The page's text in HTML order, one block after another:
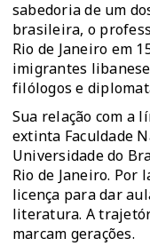
sabedoria de um
brasileira, o
Rio de Janeiro em
imigrantes
filólogos e
Sua relação com a
extinta Faculdade
Universidade do
Rio de Janeiro. Por
licença para dar
literatura. A
marcam gerações.